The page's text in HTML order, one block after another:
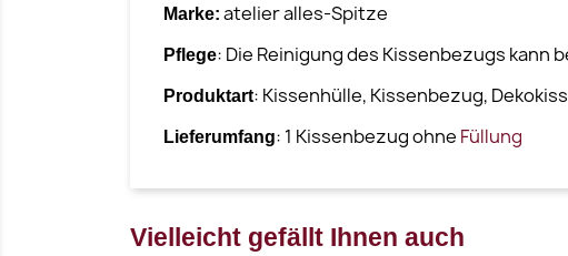
Marke: atelier alles-Spitze
Pflege: Die Reinigung des Kissenbezugs kann
Produktart: Kissenhülle, Kissenbezug,
Lieferumfang: 1 Kissenbezug ohne Füllung
Vielleicht gefällt Ihnen auch